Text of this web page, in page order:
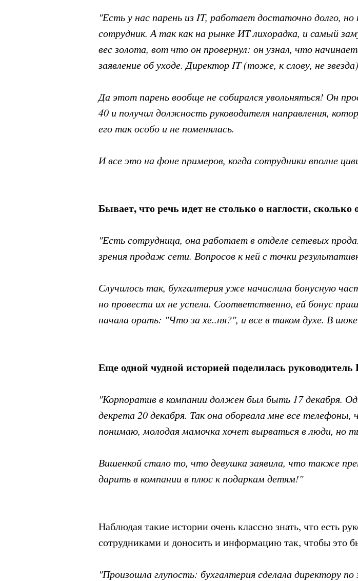
"Есть у нас парень из IT, работает достаточно долго,
сотрудник. А так как на рынке ИТ лихорадка, и самый
вес золота, вот что он провернул: он узнал, что
заявление об уходе. Директор IT (тоже, к слову, не
Да этот парень вообще не собирался увольняться! Он
40 и получил должность руководителя направления,
его так особо и не поменялась.
И все это на фоне примеров, когда сотрудники вполне
Бывает, что речь идет не столько о наглости, сколько
"Есть сотрудница, она работает в отделе сетевых
зрения продаж сети. Вопросов к ней с точки
Случилось так, бухгалтерия уже начислила бонусную
но провести их не успели. Соответственно, ей бонус
начала орать: "Что за хе..ня?", и все в таком духе. В
Еще одной чудной историей поделилась руководитель
"Корпоратив в компании должен был быть 17 декабря.
декрета 20 декабря. Так она оборвала мне все
понимаю, молодая мамочка хочет вырваться в люди,
Вишенкой стало то, что девушка заявила, что также
дарить в компании в плюс к подаркам детям!"
Наблюдая такие истории очень классно знать, что есть
сотрудниками и доносить и информацию так, чтобы это
"Произошла глупость: бухгалтерия сделала директору